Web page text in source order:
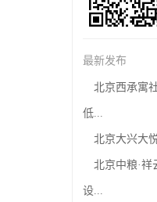
最新发布
北京西承寓
低...
北京大兴大
北京中粮·祥
设...